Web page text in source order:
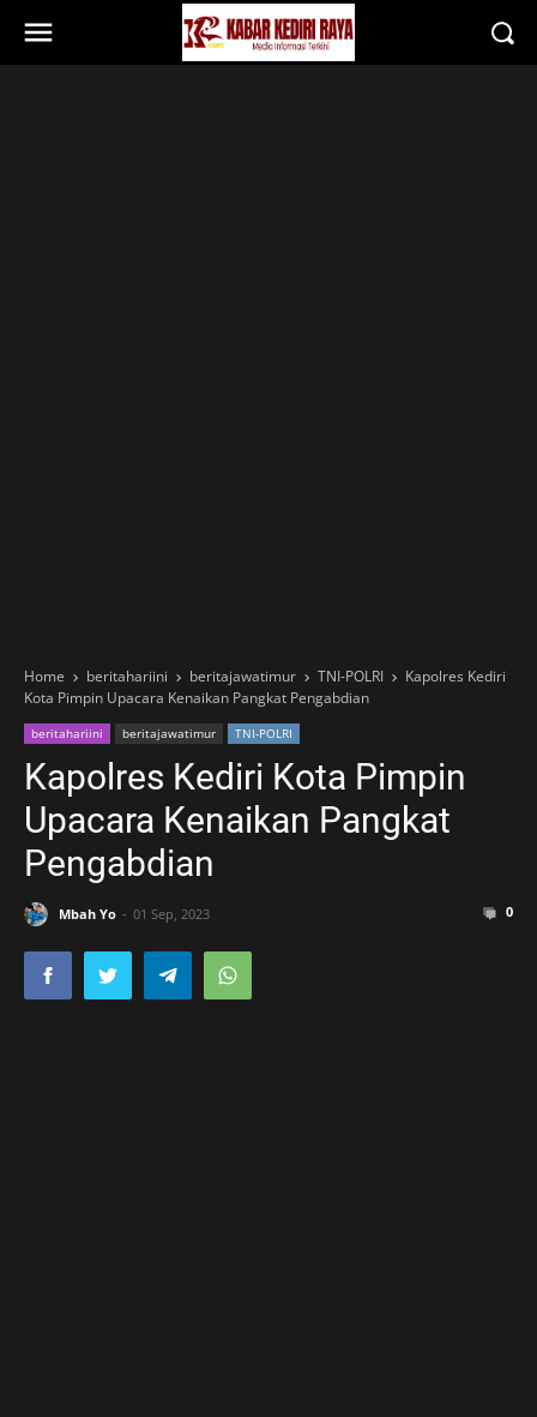
Home beritahariini beritajawatimur TNI-POLRI
Kapolres Kediri
Kota Pimpin Upacara Kenaikan Pangkat Pengabdian
beritahariini beritajawatimur TNI-POLRI
Kapolres Kediri Kota Pimpin
Upacara Kenaikan Pangkat
Pengabdian
Mbah Yo 01 Sep, 2023 0